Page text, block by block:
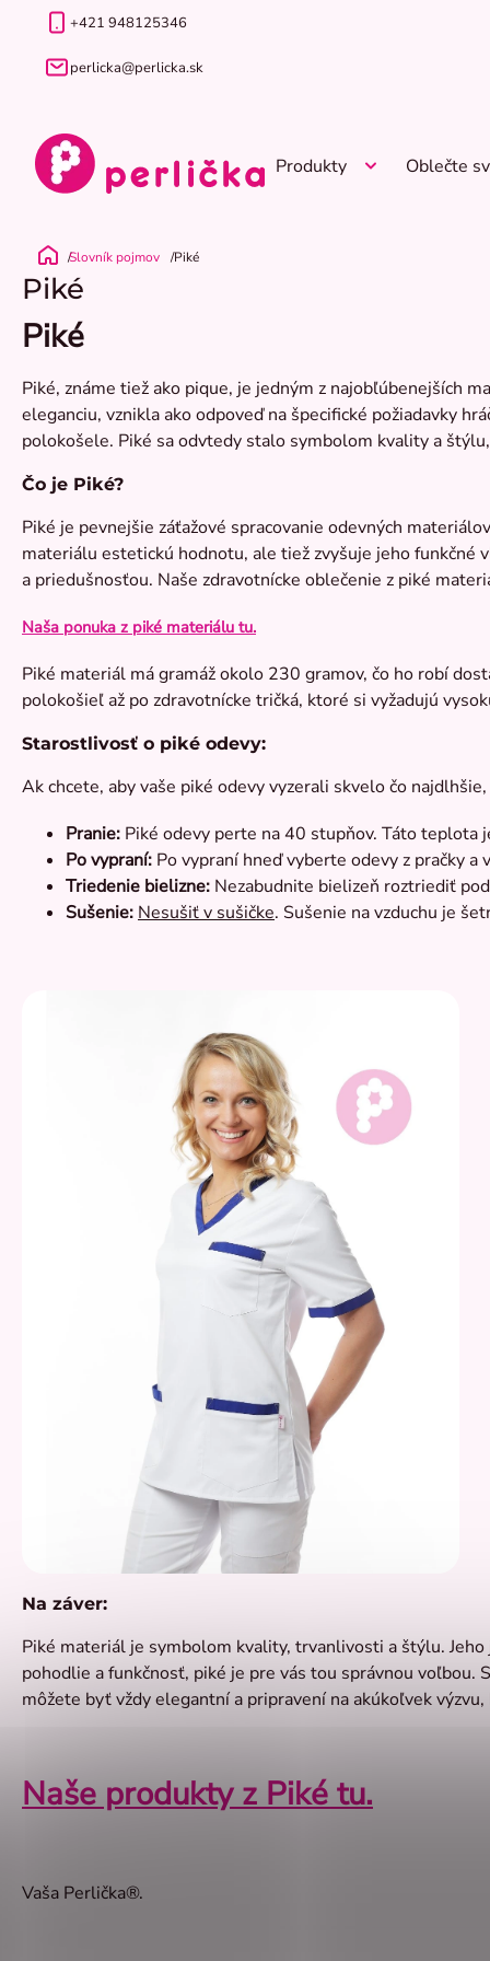
+421 948125346
perlicka@perlicka.sk
Produkty Oblečte
Domov
Slovník pojmov Piké
Piké
Piké
Piké, známe tiež ako pique, je jedným z najobľúbenejších
eleganciu, vznikla ako odpoveď na špecifické požiadavky
polokošele. Piké sa odvtedy stalo symbolom kvality a
Čo je Piké?
Piké je pevnejšie záťažové spracovanie odevných
materiálu estetickú hodnotu, ale tiež zvyšuje jeho funkčné
a priedušnosťou. Naše zdravotnícke oblečenie z piké
Naša ponuka z piké materiálu tu.
Piké materiál má gramáž okolo 230 gramov, čo ho robí
polokošieľ až po zdravotnícke tričká, ktoré si vyžadujú
Starostlivosť o piké odevy:
Ak chcete, aby vaše piké odevy vyzerali skvelo čo
Pranie: Piké odevy perte na 40 stupňov. Táto teplota
Po vypraní: Po vypraní hneď vyberte odevy z pračky
Triedenie bielizne: Nezabudnite bielizeň roztriediť
Sušenie: Nesušiť v sušičke. Sušenie na vzduchu je
Na záver:
Piké materiál je symbolom kvality, trvanlivosti a štýlu.
pohodlie a funkčnosť, piké je pre vás tou správnou voľbou.
môžete byť vždy elegantní a pripravení na akúkoľvek výzvu,
Naše produkty z Piké tu.
Vaša Perlička®.